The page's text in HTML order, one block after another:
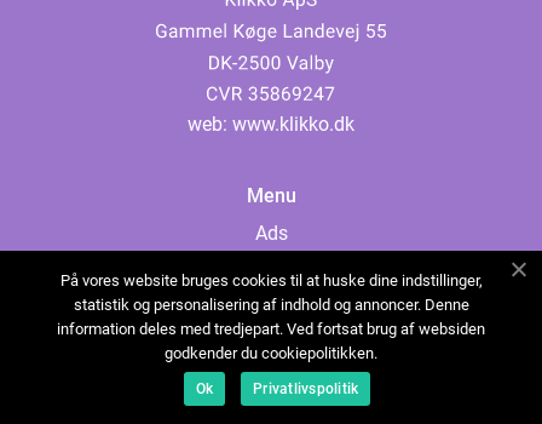
web: www.klikko.dk
Menu
Ads
Cookies
Contact
Sitemap
På vores website bruges cookies til at huske dine indstillinger,
statistik og personalisering af indhold og annoncer. Denne
information deles med tredjepart. Ved fortsat brug af websiden
godkender du cookiepolitikken.
Ok Privatlivspolitik